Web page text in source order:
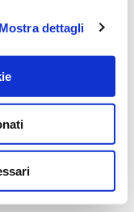
Mostra dettagli